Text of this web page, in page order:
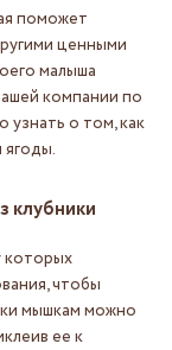
поможет
ценными
малыша
компании по
узнать о том, как
ягоды.
клубники
которых
чтобы
мышкам можно
ее к